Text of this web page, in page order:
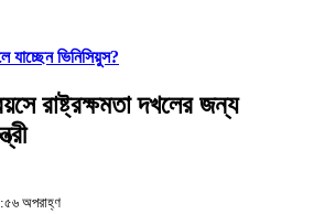
যাচ্ছেন ভিনিসিয়ুস?
রাষ্ট্রক্ষমতা দখলের জন্য
অপরাহ্ণ